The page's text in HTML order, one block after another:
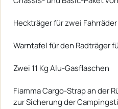
Heckträger für zwei Fahrräder
Warntafel für den Radträger
Zwei 11 Kg Alu-Gasflaschen
Fiamma Cargo-Strap an der
zur Sicherung der